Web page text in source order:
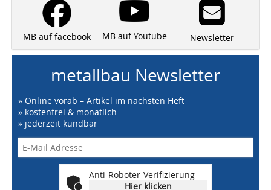
MB auf facebook MB auf Youtube Newsletter
metallbau Newsletter
» Online vorab – Artikel im nächsten Heft
» kostenfrei & monatlich
» jederzeit kündbar
Anti-Roboter-Verifizierung
Hier klicken